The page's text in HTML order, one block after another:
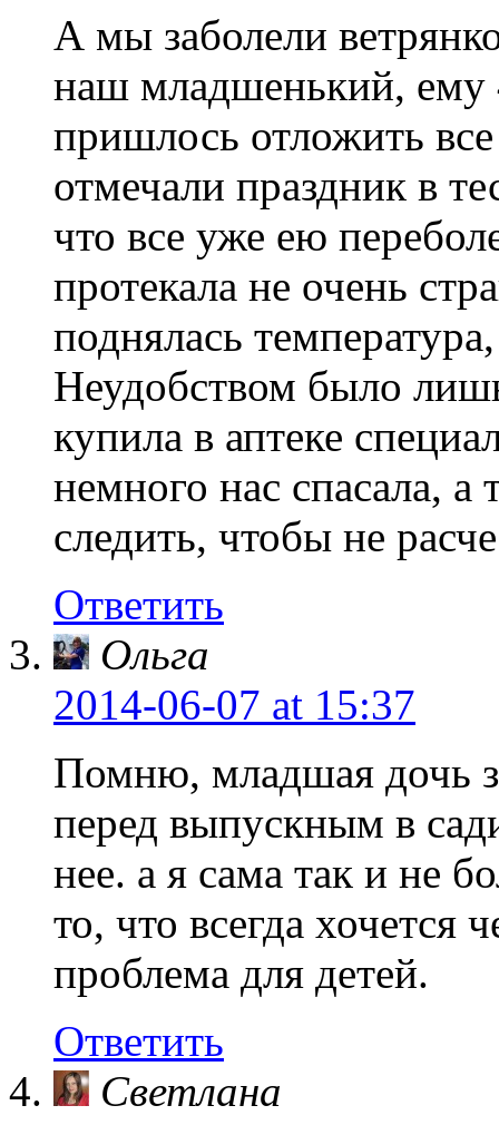
А мы заболели
наш младшенький, ему
пришлось отложить
отмечали праздник в
что все уже ею
протекала не очень
поднялась
Неудобством было
купила в аптеке
немного нас спасала,
следить, чтобы не
Ответить
Ольга
2014-06-07 at 15:37
Помню, младшая дочь
перед выпускным в
нее. а я сама так и не
то, что всегда хочется
проблема для детей.
Ответить
Светлана